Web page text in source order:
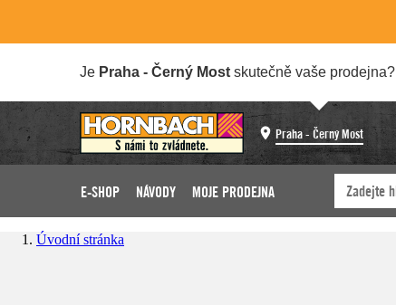
Je Praha - Černý Most skutečně vaše prodejna?
Praha - Černý Most
E-SHOP NÁVODY MOJE PRODEJNA
Úvodní stránka